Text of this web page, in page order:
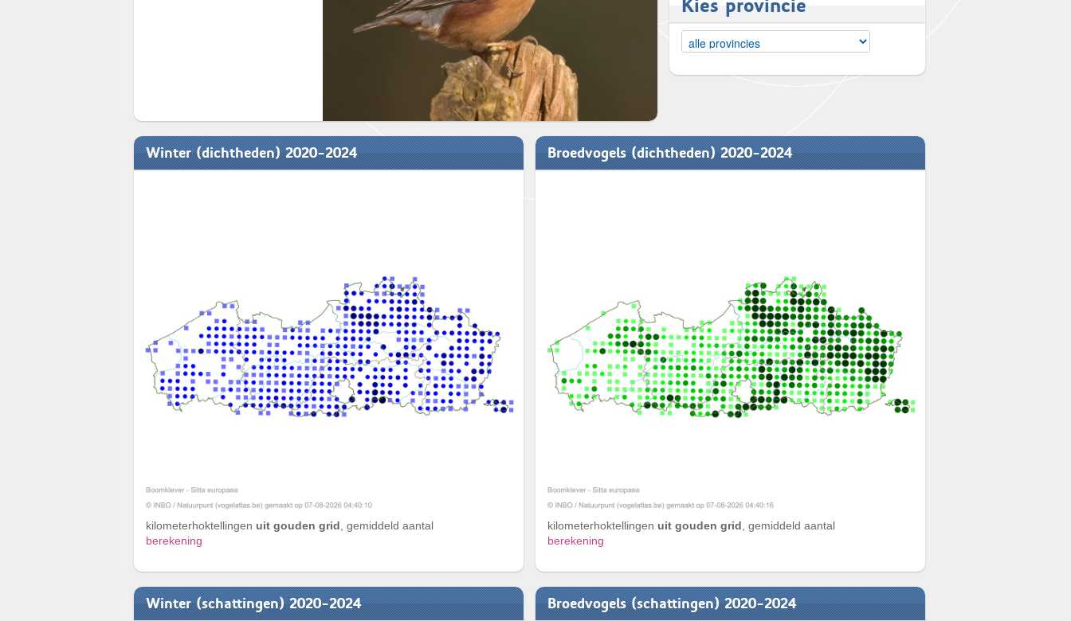
Kies provincie
Winter (dichtheden) 2020-2024
kilometerhoktellingen uit gouden grid, gemiddeld aantal
berekening
Winter (schattingen) 2020-2024
Broedvogels (dichtheden) 2020-2024
kilometerhoktellingen uit gouden grid, gemiddeld aantal
berekening
Broedvogels (schattingen) 2020-2024